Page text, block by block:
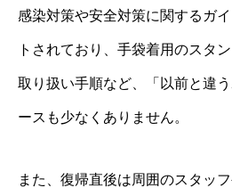
感染対策や安全対策に関するガ
トされており、手袋着用のスタ
取り扱い手順など、「以前と違
ースも少なくありません。
また、復帰直後は周囲のスタッ